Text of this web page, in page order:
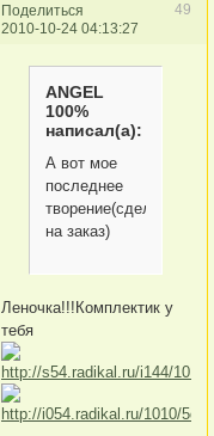
Поделиться
49
2010-10-24 04:13:27
ANGEL
100%
написал(а):
А вот мое
последнее
творение(сделано
на заказ)
Леночка!!!Комплектик у
тебя